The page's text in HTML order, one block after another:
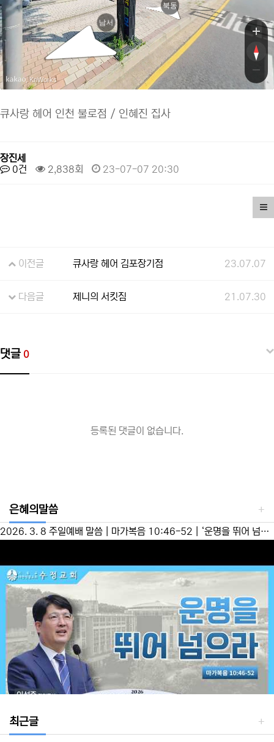
남서
북동
, KnWorks
큐사랑 헤어 인천 불로점 / 인혜진 집사
장진세
0건
2,838회 23-07-07 20:30
이전글 큐사랑 헤어 김포장기점 23.07.07
다음글 제니의 서킷짐 21.07.30
댓글 0
등록된 댓글이 없습니다.
은혜의말씀
2026. 3. 8 주일예배 말씀 | 마가복음 10:46-52 | ‘운명을 뛰어 넘으라’ 이성준 담임목사
최근글